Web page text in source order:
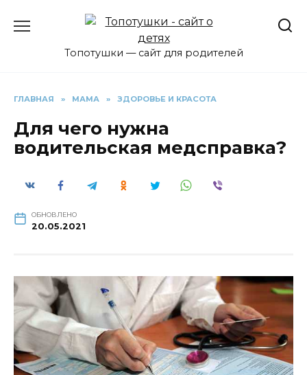
Топотушки — сайт для родителей
ГЛАВНАЯ » МАМА » ЗДОРОВЬЕ И КРАСОТА
Для чего нужна
водительская медсправка?
ОБНОВЛЕНО
20.05.2021